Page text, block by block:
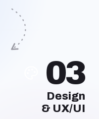
03
Design
& UX/UI